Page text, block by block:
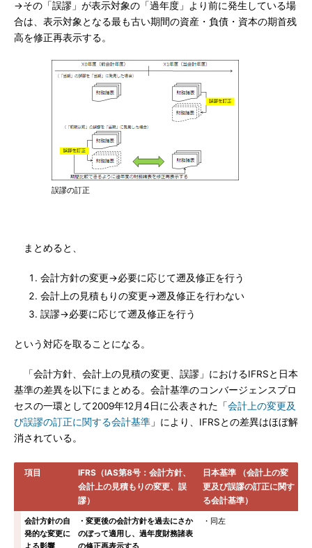
→その「誤謬」が表示対象の「過年度」より前に発生している場
合は、表示対象となる最も古い期間の資産・負債・資本の期首残
高を修正再表示する。
誤謬の訂正
まとめると、
会計方針の変更→必要に応じて遡及修正を行う
会計上の見積もりの変更→遡及修正を行わない
誤謬→必要に応じて遡及修正を行う
という対応を取ることになる。
「会計方針、会計上の見積の変更、誤謬」におけるIFRSと日本
基準の差異を以下にまとめる。会計基準のコンバージェンスプロ
セスの一環として2009年12月4日に公表された「会計上の変更及
び誤謬の訂正に関する会計基準 」により、IFRSとの差異はほぼ解
消されている。
項目
IFRS（IAS第8号：会計方針、
会計上の見積もりの変更、誤
謬）
日本基準 （会計上の変
更及び誤謬の訂正に関す
る会計基準）
会計方針の自
発的な変更に
よる影響
・変更後の会計方針を過去にさか
のぼって適用し、過年度財務諸表
の修正再表示する
・同左